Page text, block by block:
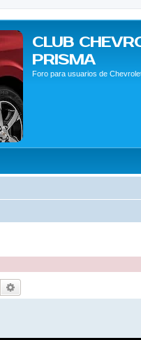
CLUB
PRISMA
Foro para usuarios de
Buscar